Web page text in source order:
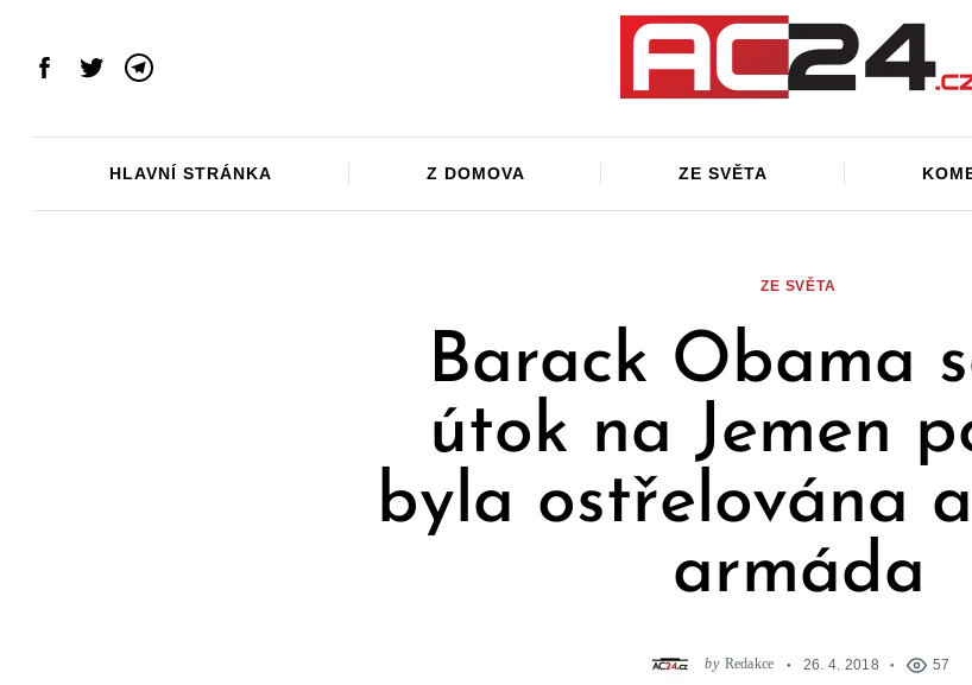
contentFacebook
TwitterTelegram
HLAVNÍ STRÁNKA Z DOMOVA ZE SVĚTA
ZE SVĚTA
Barack Obama
útok na Jemen
byla ostřelována
armáda
by Redakce 26. 4. 2018 57